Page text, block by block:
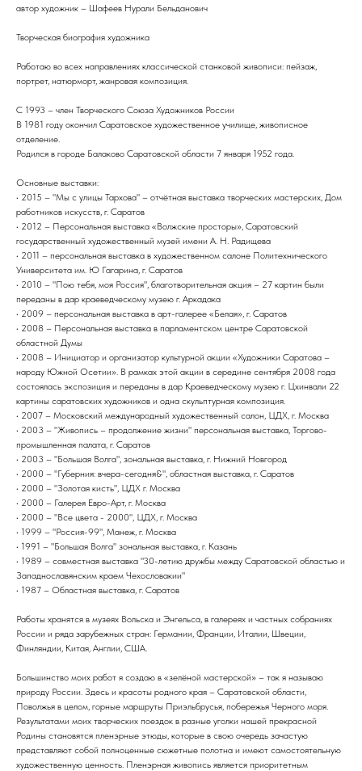
автор художник – Шафеев Нурали Бельданович
Творческая биография художника
Работаю во всех направлениях классической станковой живописи: пейзаж,
портрет, натюрморт, жанровая композиция.
С 1993 – член Творческого Союза Художников России
В 1981 году окончил Саратовское художественное училище, живописное
отделение.
Родился в городе Балаково Саратовской области 7 января 1952 года.
Основные выставки:
• 2015 – "Мы с улицы Тархова" – отчётная выставка творческих мастерских, Дом
работников искусств, г. Саратов
• 2012 – Персональная выставка «Волжские просторы», Саратовский
государственный художественный музей имени А. Н. Радищева
• 2011 – персональная выставка в художественном салоне Политехнического
Университета им. Ю Гагарина, г. Саратов
• 2010 – "Пою тебя, моя Россия", благотворительная акция – 27 картин были
переданы в дар краеведческому музею г. Аркадака
• 2009 – персональная выставка в арт-галерее «Белая», г. Саратов
• 2008 – Персональная выставка в парламентском центре Саратовской
областной Думы
• 2008 – Инициатор и организатор культурной акции «Художники Саратова –
народу Южной Осетии». В рамках этой акции в середине сентября 2008 года
состоялась экспозиция и переданы в дар Краеведческому музею г. Цхинвали 22
картины саратовских художников и одна скульптурная композиция.
• 2007 – Московский международный художественный салон, ЦДХ, г. Москва
• 2003 – "Живопись – продолжение жизни" персональная выставка, Торгово-
промышленная палата, г. Саратов
• 2003 – "Большая Волга", зональная выставка, г. Нижний Новгород
• 2000 – "Губерния: вчера-сегодня&", областная выставка, г. Саратов
• 2000 – "Золотая кисть", ЦДХ г. Москва
• 2000 – Галерея Евро-Арт, г. Москва
• 2000 – "Все цвета - 2000", ЦДХ, г. Москва
• 1999 – "Россия-99", Манеж, г. Москва
• 1991 – "Большая Волга" зональная выставка, г. Казань
• 1989 – совместная выставка "30-летию дружбы между Саратовской областью и
Западнославянским краем Чехословакии"
• 1987 – Областная выставка, г. Саратов
Работы хранятся в музеях Вольска и Энгельса, в галереях и частных собраниях
России и ряда зарубежных стран: Германии, Франции, Италии, Швеции,
Финляндии, Китая, Англии, США.
Большинство моих работ я создаю в «зелёной мастерской» – так я называю
природу России. Здесь и красоты родного края – Саратовской области,
Поволжья в целом, горные маршруты Приэльбрусья, побережья Черного моря.
Результатами моих творческих поездок в разные уголки нашей прекрасной
Родины становятся пленэрные этюды, которые в свою очередь зачастую
представляют собой полноценные сюжетные полотна и имеют самостоятельную
художественную ценность. Пленэрная живопись является приоритетным